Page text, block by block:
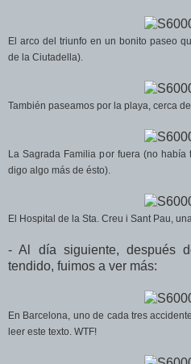
El arco del triunfo en un bonito paseo
de la Ciutadella).
También paseamos por la playa, cerca
La Sagrada Familia por fuera (no
digo algo más de ésto).
El Hospital de la Sta. Creu i Sant Pau,
- Al día siguiente, después
tendido, fuimos a ver más:
En Barcelona, uno de cada tres
leer este texto. WTF!